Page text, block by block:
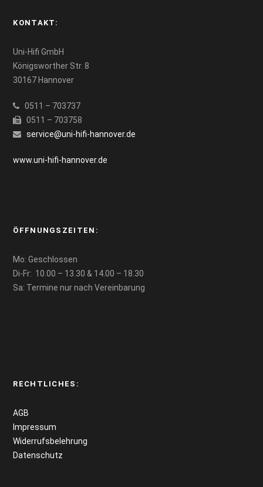
KONTAKT:
Uni-Hifi GmbH
Königsworther Str. 8
30167 Hannover
0511 – 703737
0511 – 703758
service@uni-hifi-hannover.de
www.uni-hifi-hannover.de
ÖFFNUNGSZEITEN:
Mo: Geschlossen
Di-Fr: 10.00 – 13.30 & 14.00 – 18.30
Sa: Termine nur nach Vereinbarung
RECHTLICHES:
AGB
Impressum
Widerrufsbelehrung
Datenschutz